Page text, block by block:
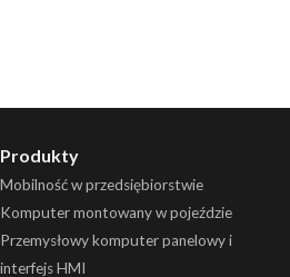
Produkty
Mobilność w przedsiębiorstwie
Komputer montowany w pojeździe
Przemysłowy komputer panelowy i
interfejs HMI